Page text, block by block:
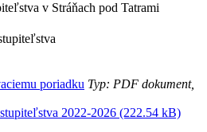
v Stráňach pod Tatrami
poriadku Typ: PDF dokument,
2022-2026 (222.54 kB)